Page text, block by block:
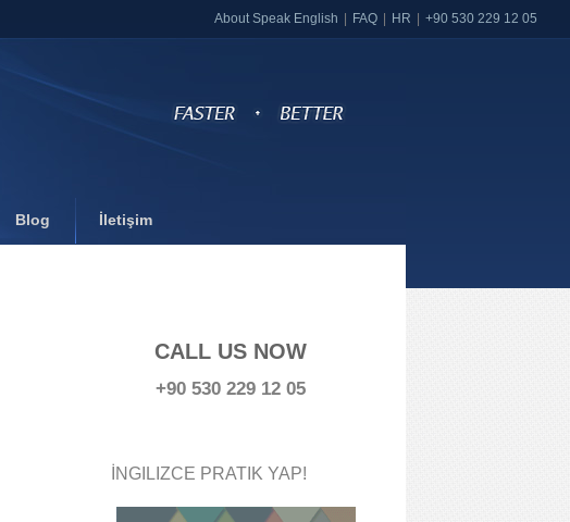
About Speak English FAQ HR +90 530 229 12 05
Blog İletişim
CALL US NOW
+90 530 229 12 05
İNGILIZCE PRATIK YAP!